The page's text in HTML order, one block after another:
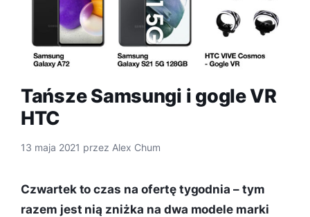
Tańsze Samsungi i gogle VR
HTC
13 maja 2021 przez Alex Chum
Czwartek to czas na ofertę tygodnia – tym
razem jest nią zniżka na dwa modele marki